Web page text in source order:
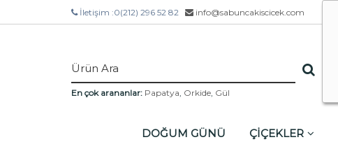
İletişim :0(212) 296 52 82 info@sabuncakiscicek.com
En çok arananlar: Papatya, Orkide, Gül
DOĞUM GÜNÜ ÇİÇEKLER